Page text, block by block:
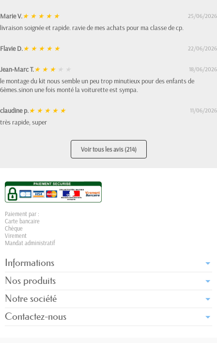
Marie V.★ ★ ★ ★ ★ 25/06/2026
livraison soignée et rapide. ravie de mes achats pour ma classe de cp.
Flavie D.★ ★ ★ ★ ★ 22/06/2026
Jean-Marc T.★ ★ ★ ★ ★ 18/06/2026
le montage du kit nous semble un peu trop minutieux pour des enfants de
6èmes.sinon une fois monté la voiturette est sympa.
claudine p.★ ★ ★ ★ ★ 11/06/2026
très rapide, super
Voir tous les avis (214)
Paiement par :
Carte bancaire
Chèque
Virement
Mandat administratif
Informations
Nos produits
Notre société
Contactez-nous